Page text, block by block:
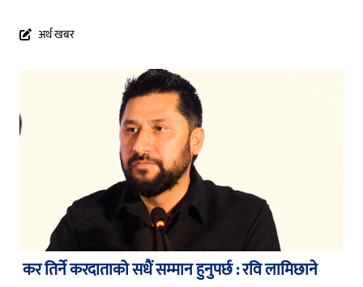
अर्थ खबर
कर तिर्ने करदाताको सधैं सम्मान हुनुपर्छ : रवि लामिछाने